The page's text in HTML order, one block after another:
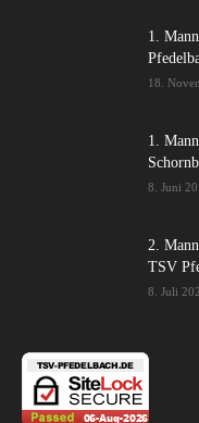
1.
18.
1.
8. Juni
2.
TSV
8. Juli